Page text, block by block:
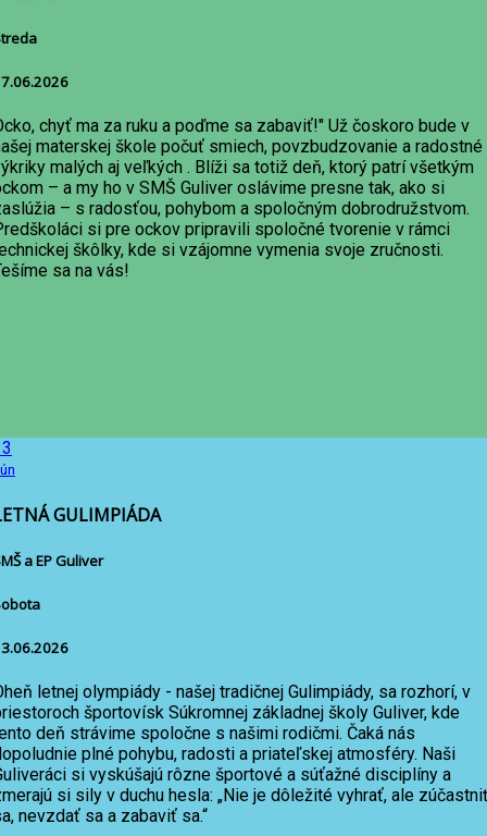
chyť ma za ruku a poďme sa zabaviť!" Už čoskoro bude v
materskej škole počuť smiech, povzbudzovanie a radostné
malých aj veľkých . Blíži sa totiž deň, ktorý patrí všetkým
– a my ho v SMŠ Guliver oslávime presne tak, ako si
– s radosťou, pohybom a spoločným dobrodružstvom.
si pre ockov pripravili spoločné tvorenie v rámci
škôlky, kde si vzájomne vymenia svoje zručnosti.
sa na vás!
GULIMPIÁDA
a EP Guliver
letnej olympiády - našej tradičnej Gulimpiády, sa rozhorí, v
športovísk Súkromnej základnej školy Guliver, kde
deň strávime spoločne s našimi rodičmi. Čaká nás
plné pohybu, radosti a priateľskej atmosféry. Naši
si vyskúšajú rôzne športové a súťažné disciplíny a
si sily v duchu hesla: „Nie je dôležité vyhrať, ale
nevzdať sa a zabaviť sa.“